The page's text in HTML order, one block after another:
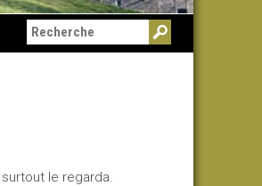
le regarda.